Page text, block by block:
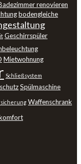
renovieren
bodengleiche
Geschirrspüler
Mietwohnung
Schließsystem
Spülmaschine
Waffenschrank